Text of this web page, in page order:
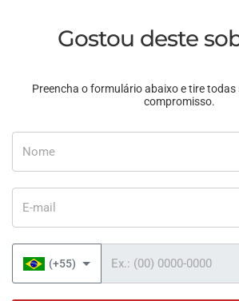
Gostou deste
Preencha o formulário abaixo e tire
compromisso.
(+55)